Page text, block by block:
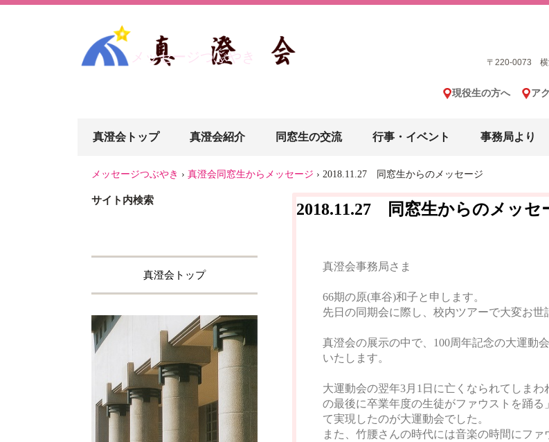
メッセージつぶやき 〒220-0073 横
現役生の方へ ア
真澄会トップ 真澄会紹介 同窓生の交流 行事・イベント 事務局より
メッセージつぶやき › 真澄会同窓生からメッセージ › 2018.11.27 同窓生からのメッセージ
2018.11.27 同窓生からのメッセ
真澄会事務局さま
66期の原(車谷)和子と申します。
先日の同期会に際し、校内ツアーで大変お世
真澄会の展示の中で、100周年記念の大運動
いたします。
大運動会の翌年3月1日に亡くなられてしま
の最後に卒業年度の生徒がファウストを踊
て実現したのが大運動会でした。
また、竹腰さんの時代には音楽の時間にフ
サイト内検索
真澄会トップ